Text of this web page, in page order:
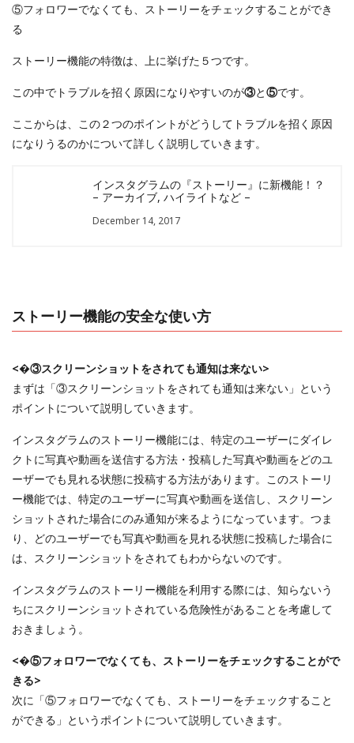
⑤フォロワーでなくても、ストーリーをチェックすることができ
る
ストーリー機能の特徴は、上に挙げた５つです。
この中でトラブルを招く原因になりやすいのが③と⑤です。
ここからは、この２つのポイントがどうしてトラブルを招く原因
になりうるのかについて詳しく説明していきます。
インスタグラムの『ストーリー』に新機能！？
– アーカイブ, ハイライトなど –
December 14, 2017
ストーリー機能の安全な使い方
<�③スクリーンショットをされても通知は来ない>
まずは「③スクリーンショットをされても通知は来ない」という
ポイントについて説明していきます。
インスタグラムのストーリー機能には、特定のユーザーにダイレ
クトに写真や動画を送信する方法・投稿した写真や動画をどのユ
ーザーでも見れる状態に投稿する方法があります。このストーリ
ー機能では、特定のユーザーに写真や動画を送信し、スクリーン
ショットされた場合にのみ通知が来るようになっています。つま
り、どのユーザーでも写真や動画を見れる状態に投稿した場合に
は、スクリーンショットをされてもわからないのです。
インスタグラムのストーリー機能を利用する際には、知らないう
ちにスクリーンショットされている危険性があることを考慮して
おきましょう。
<�⑤フォロワーでなくても、ストーリーをチェックすることがで
きる>
次に「⑤フォロワーでなくても、ストーリーをチェックすること
ができる」というポイントについて説明していきます。